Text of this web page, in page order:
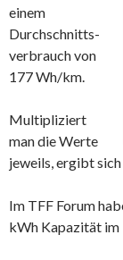
einem
Durchschnitts-
verbrauch von
177 Wh/km.
Multipliziert
man die Werte
jeweils, ergibt
Im TFF Forum
kWh Kapazität im